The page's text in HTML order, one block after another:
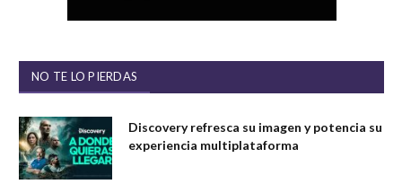
NO TE LO PIERDAS
Discovery refresca su imagen y potencia su
experiencia multiplataforma